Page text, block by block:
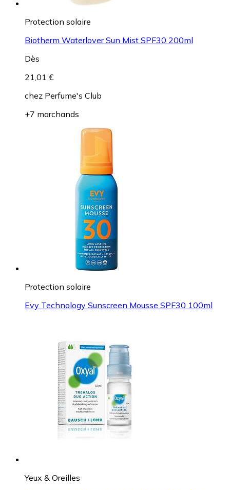
Protection solaire
Biotherm Waterlover Sun Mist SPF30 200ml
Dès
21,01 €
chez Perfume's Club
+7 marchands
Protection solaire
Evy Technology Sunscreen Mousse SPF30 100ml
Yeux & Oreilles